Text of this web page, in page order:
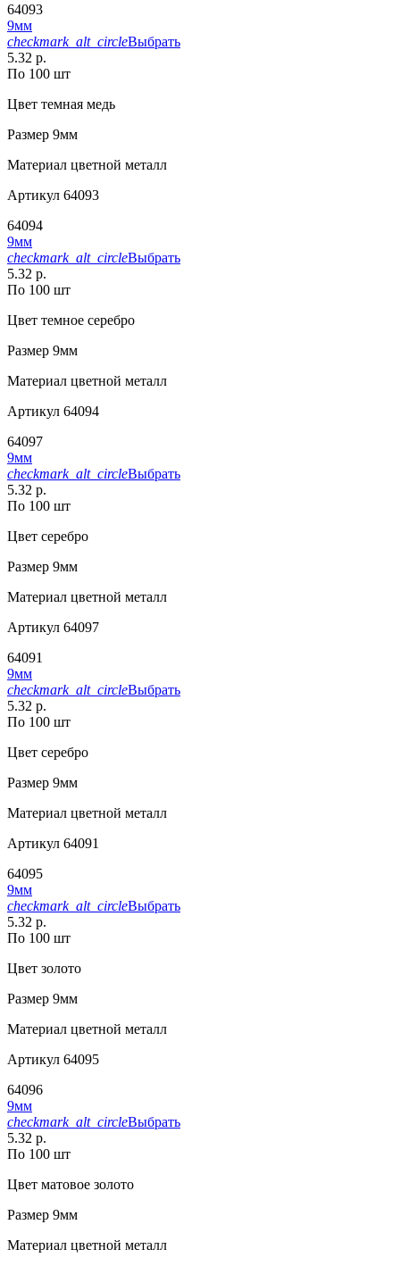
64093
9мм
checkmark_alt_circleВыбрать
5.32 р.
По 100 шт
Цвет темная медь
Размер 9мм
Материал цветной металл
Артикул 64093
64094
9мм
checkmark_alt_circleВыбрать
5.32 р.
По 100 шт
Цвет темное серебро
Размер 9мм
Материал цветной металл
Артикул 64094
64097
9мм
checkmark_alt_circleВыбрать
5.32 р.
По 100 шт
Цвет серебро
Размер 9мм
Материал цветной металл
Артикул 64097
64091
9мм
checkmark_alt_circleВыбрать
5.32 р.
По 100 шт
Цвет серебро
Размер 9мм
Материал цветной металл
Артикул 64091
64095
9мм
checkmark_alt_circleВыбрать
5.32 р.
По 100 шт
Цвет золото
Размер 9мм
Материал цветной металл
Артикул 64095
64096
9мм
checkmark_alt_circleВыбрать
5.32 р.
По 100 шт
Цвет матовое золото
Размер 9мм
Материал цветной металл